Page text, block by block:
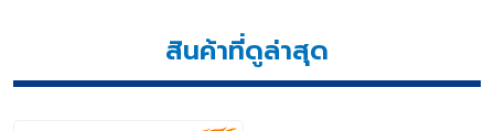
สินค้าที่ดูล่าสุด